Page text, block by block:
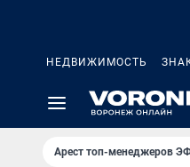
НЕДВИЖИМОСТЬ
Арест топ-менеджеров